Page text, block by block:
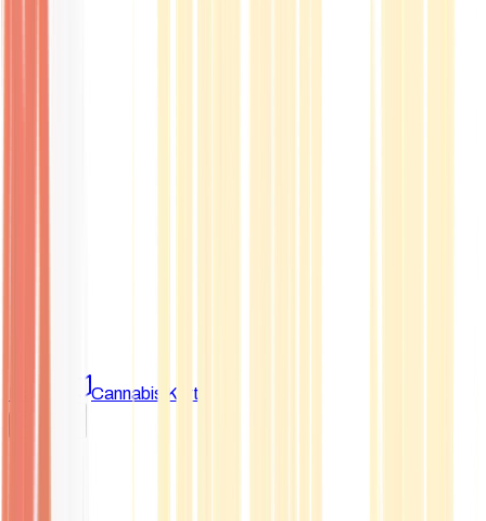
Cannabis Karte